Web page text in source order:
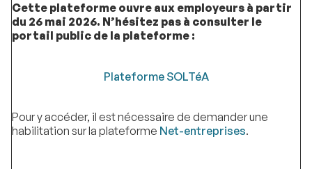
Cette plateforme ouvre aux employeurs à partir
du 26 mai 2026. N’hésitez pas à consulter le
portail public de la plateforme :
Plateforme SOLTéA
Pour y accéder, il est nécessaire de demander une
habilitation sur la plateforme Net-entreprises.